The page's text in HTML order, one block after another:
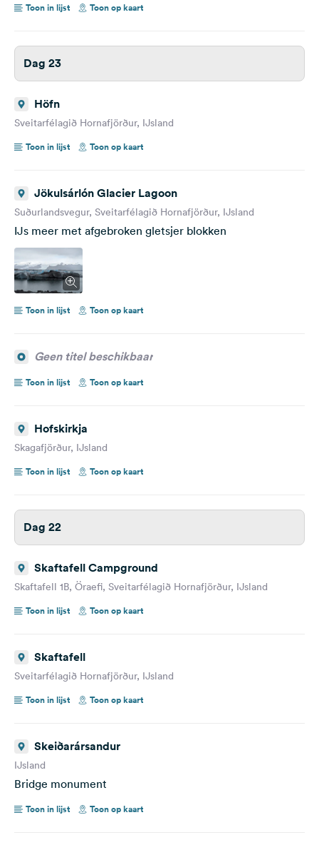
Toon in lijst Toon op kaart
Dag 23
Höfn
Sveitarfélagið Hornafjörður, IJsland
Toon in lijst
Toon op kaart
Jökulsárlón Glacier Lagoon
Suðurlandsvegur, Sveitarfélagið Hornafjörður, IJsland
IJs meer met afgebroken gletsjer blokken
Toon in lijst Toon op kaart
Geen titel beschikbaar
Toon in lijst Toon op kaart
Hofskirkja
Skagafjörður, IJsland
Toon in lijst
Toon op kaart
Dag 22
Skaftafell Campground
Skaftafell 1B, Öraefi, Sveitarfélagið Hornafjörður, IJsland
Toon in lijst
Toon op kaart
Skaftafell
Sveitarfélagið Hornafjörður, IJsland
Toon in lijst
Toon op kaart
Skeiðarársandur
IJsland
Bridge monument
Toon in lijst Toon op kaart